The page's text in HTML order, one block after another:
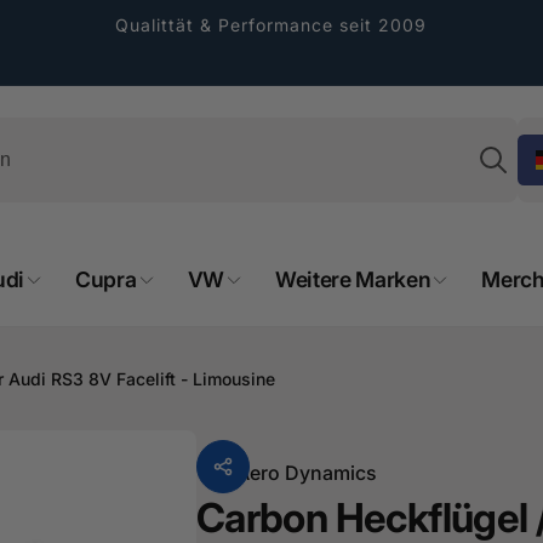
Qualittät & Performance seit 2009
Cupra VW Weitere Marken
RS3 8V Facelift - Limousine
VonAero Dynamics
Carbon Heckflügel